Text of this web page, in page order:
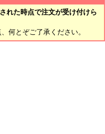
れた時点で注文が受け付けら
何とぞご了承ください。